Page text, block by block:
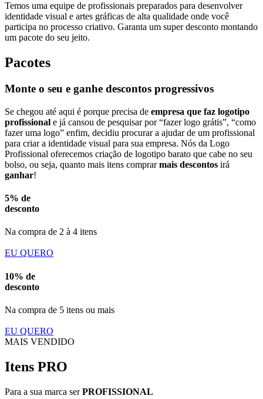
Temos uma equipe de profissionais preparados para desenvolver
identidade visual e artes gráficas de alta qualidade onde você
participa no processo criativo. Garanta um super desconto montando
um pacote do seu jeito.
Pacotes
Monte o seu e ganhe descontos progressivos
Se chegou até aqui é porque precisa de empresa que faz logotipo
profissional e já cansou de pesquisar por “fazer logo grátis”, “como
fazer uma logo” enfim, decidiu procurar a ajudar de um profissional
para criar a identidade visual para sua empresa. Nós da Logo
Profissional oferecemos criação de logotipo barato que cabe no seu
bolso, ou seja, quanto mais itens comprarmais descontos irá
ganhar!
5% de
desconto
Na compra de 2 à 4 itens
EU QUERO
10% de
desconto
Na compra de 5 itens ou mais
EU QUERO
MAIS VENDIDO
Itens PRO
Para a sua marca serPROFISSIONAL